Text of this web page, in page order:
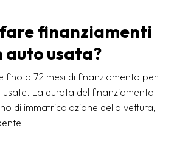
fare finanziamenti
auto usata?
fino a 72 mesi di finanziamento per
usate. La durata del finanziamento
di immatricolazione della vettura,